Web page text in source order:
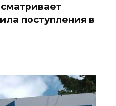
поступления в